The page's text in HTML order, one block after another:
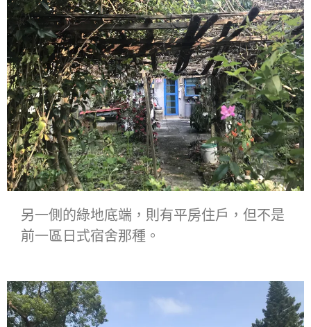
另一側的綠地底端，則有平房住戶，但不是
前一區日式宿舍那種。